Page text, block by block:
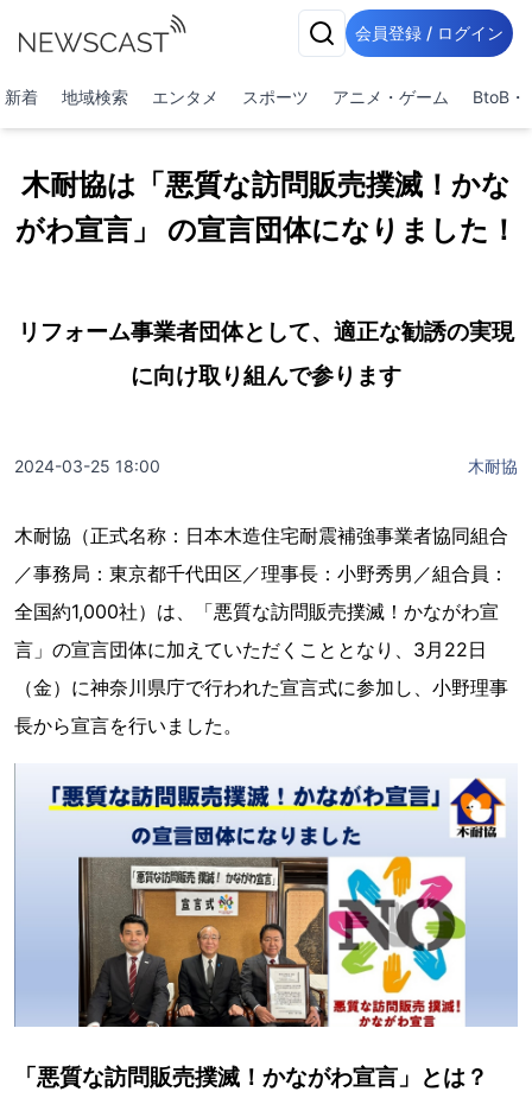
会員登録 / ログイン
新着 地域検索 エンタメ スポーツ アニメ・ゲーム BtoB・
木耐協は「悪質な訪問販売撲滅！かな
がわ宣言」 の宣言団体になりました！
リフォーム事業者団体として、適正な勧誘の実現
に向け取り組んで参ります
2024-03-25 18:00 木耐協
木耐協（正式名称：日本木造住宅耐震補強事業者協同組合
／事務局：東京都千代田区／理事長：小野秀男／組合員：
全国約1,000社）は、「悪質な訪問販売撲滅！かながわ宣
言」の宣言団体に加えていただくこととなり、3月22日
（金）に神奈川県庁で行われた宣言式に参加し、小野理事
長から宣言を行いました。
「悪質な訪問販売撲滅！かながわ宣言」とは？